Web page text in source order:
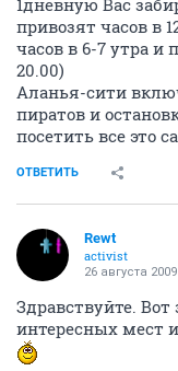
1дневную Вас
привозят часов в
часов в 6-7 утра и
20.00)
Аланья-сити
пиратов и
посетить все это
ОТВЕТИТЬ
Rewt
activist
26 августа 2009
Здравствуйте. Вот
интересных мест